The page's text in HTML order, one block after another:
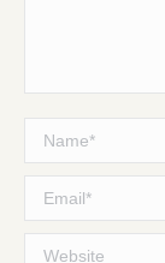
Name *
Email *
Website